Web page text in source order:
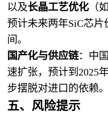
以及长晶工艺优化（
预计未来两年SiC芯片
间。
国产化与供应链：中
速扩张，预计到2025
步摆脱对进口的依赖。
五、风险提示